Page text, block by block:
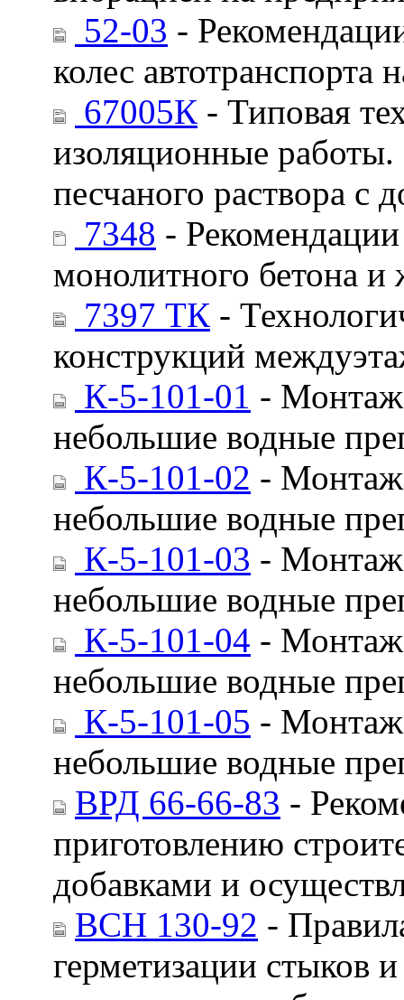
52-03 -
колес автотранспорта
67005К - Типовая
изоляционные работы.
песчаного раствора с
7348 -
монолитного бетона и
7397 ТК -
конструкций
К-5-101-01 - Монтаж
небольшие водные
К-5-101-02 - Монтаж
небольшие водные
К-5-101-03 - Монтаж
небольшие водные
К-5-101-04 - Монтаж
небольшие водные
К-5-101-05 - Монтаж
небольшие водные
ВРД 66-66-83 -
приготовлению
добавками и
ВСН 130-92 -
герметизации стыков